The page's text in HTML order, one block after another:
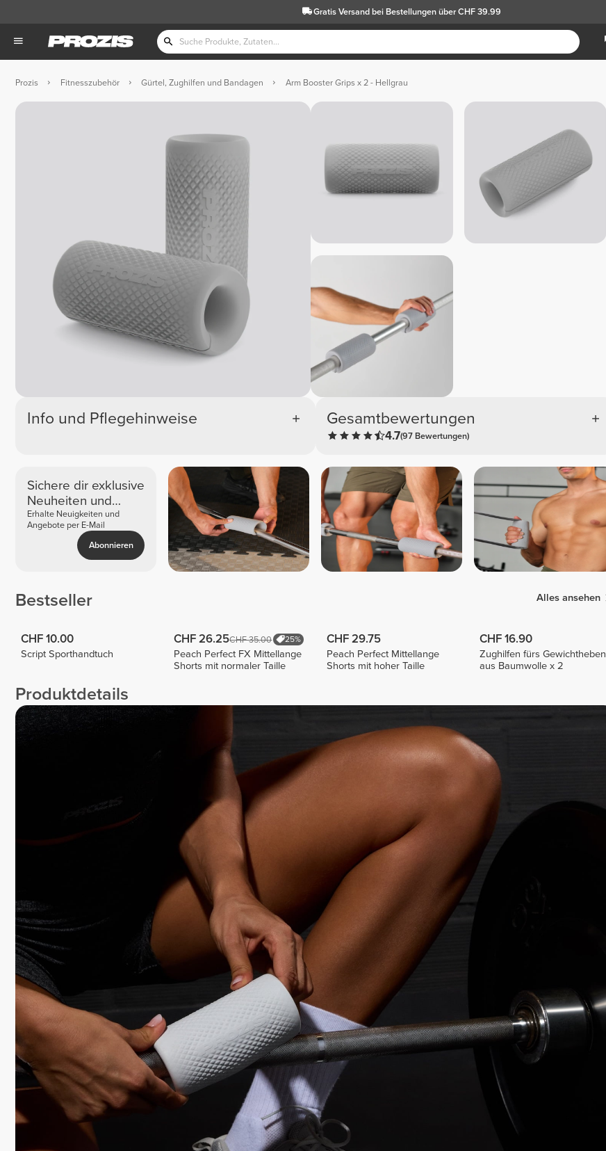
Gratis Versandbei Bestellungen über CHF 39.99
Prozis Fitnesszubehör Gürtel, Zughilfen und Bandagen Arm Booster Grips x 2 - Hellgrau
Info und Pflegehinweise Gesamtbewertungen
4.7(97 Bewertungen)
Sichere dir exklusive
Neuheiten und
Angebote
Erhalte Neuigkeiten und
Angebote per E-Mail
Abonnieren
Bestseller Alles ansehen
CHF 10.00
Script Sporthandtuch
CHF 26.25CHF 35.00 25%
Peach Perfect FX Mittellange
Shorts mit normaler Taille
CHF 29.75
Peach Perfect Mittellange
Shorts mit hoher Taille
CHF 16.90
Zughilfen fürs Gewichtheben
aus Baumwolle x 2
Produktdetails